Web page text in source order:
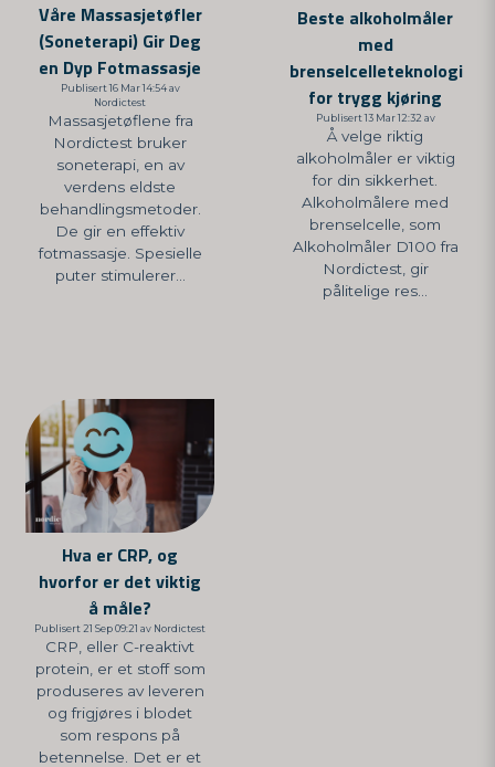
Våre Massasjetøfler
(Soneterapi) Gir Deg
en Dyp Fotmassasje
Publisert 16 Mar 14:54 av
Nordictest
Massasjetøflene fra
Nordictest bruker
soneterapi, en av
verdens eldste
behandlingsmetoder.
De gir en effektiv
fotmassasje. Spesielle
puter stimulerer...
Beste alkoholmåler
med
brenselcelleteknologi
for trygg kjøring
Publisert 13 Mar 12:32 av
Å velge riktig
alkoholmåler er viktig
for din sikkerhet.
Alkoholmålere med
brenselcelle, som
Alkoholmåler D100 fra
Nordictest, gir
pålitelige res...
Hva er CRP, og
hvorfor er det viktig
å måle?
Publisert 21 Sep 09:21 av Nordictest
CRP, eller C-reaktivt
protein, er et stoff som
produseres av leveren
og frigjøres i blodet
som respons på
betennelse. Det er et